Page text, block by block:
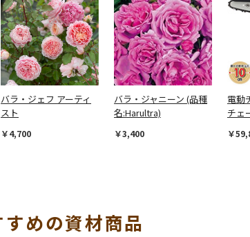
バラ・ジェフ アーティ
スト
￥4,700
バラ・ジャニーン (品種
名:Harultra)
￥3,400
電動
チェ
￥
めの資材商品